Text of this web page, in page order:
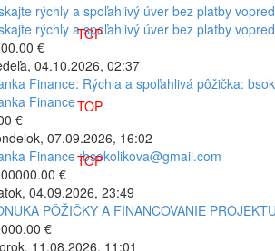
rýchly a spoľahlivý úver bez platby vopred
TOP
rýchly a spoľahlivý úver bez platby vopred
€
04.10.2026, 02:37
Finance: Rýchla a spoľahlivá pôžička:
TOP
Finance
€
07.09.2026, 16:02
TOP
Finance :bsokolikova@gmail.com
€
04.09.2026, 23:49
PÔŽIČKY A FINANCOVANIE
€
11.08.2026, 11:01